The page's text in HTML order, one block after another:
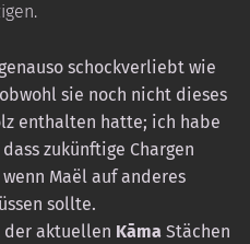
schockverliebt wie
sie noch nicht dieses
enthalten hatte; ich habe
zukünftige Chargen
Maël auf anderes
sollte.
der aktuellen Kāma Stächen